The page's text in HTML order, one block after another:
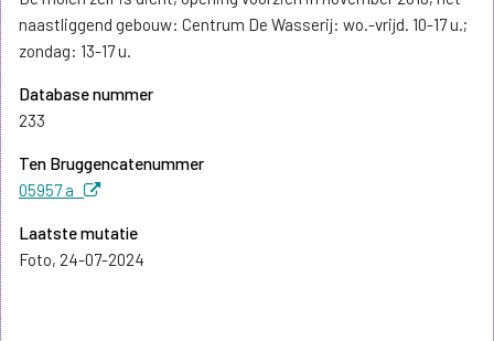
naastliggend gebouw: Centrum De Wasserij: wo.-vrijd. 10-17 u.;
zondag: 13-17 u.
Database nummer
233
Ten Bruggencatenummer
05957 a
Laatste mutatie
Foto, 24-07-2024